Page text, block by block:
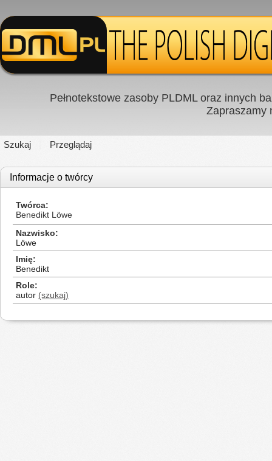
Pełnotekstowe zasoby PLDML oraz innych
Zapraszamy
Szukaj Przeglądaj
Informacje o twórcy
Twórca
Benedikt Löwe
Nazwisko
Löwe
Imię
Benedikt
Role
autor (szukaj)